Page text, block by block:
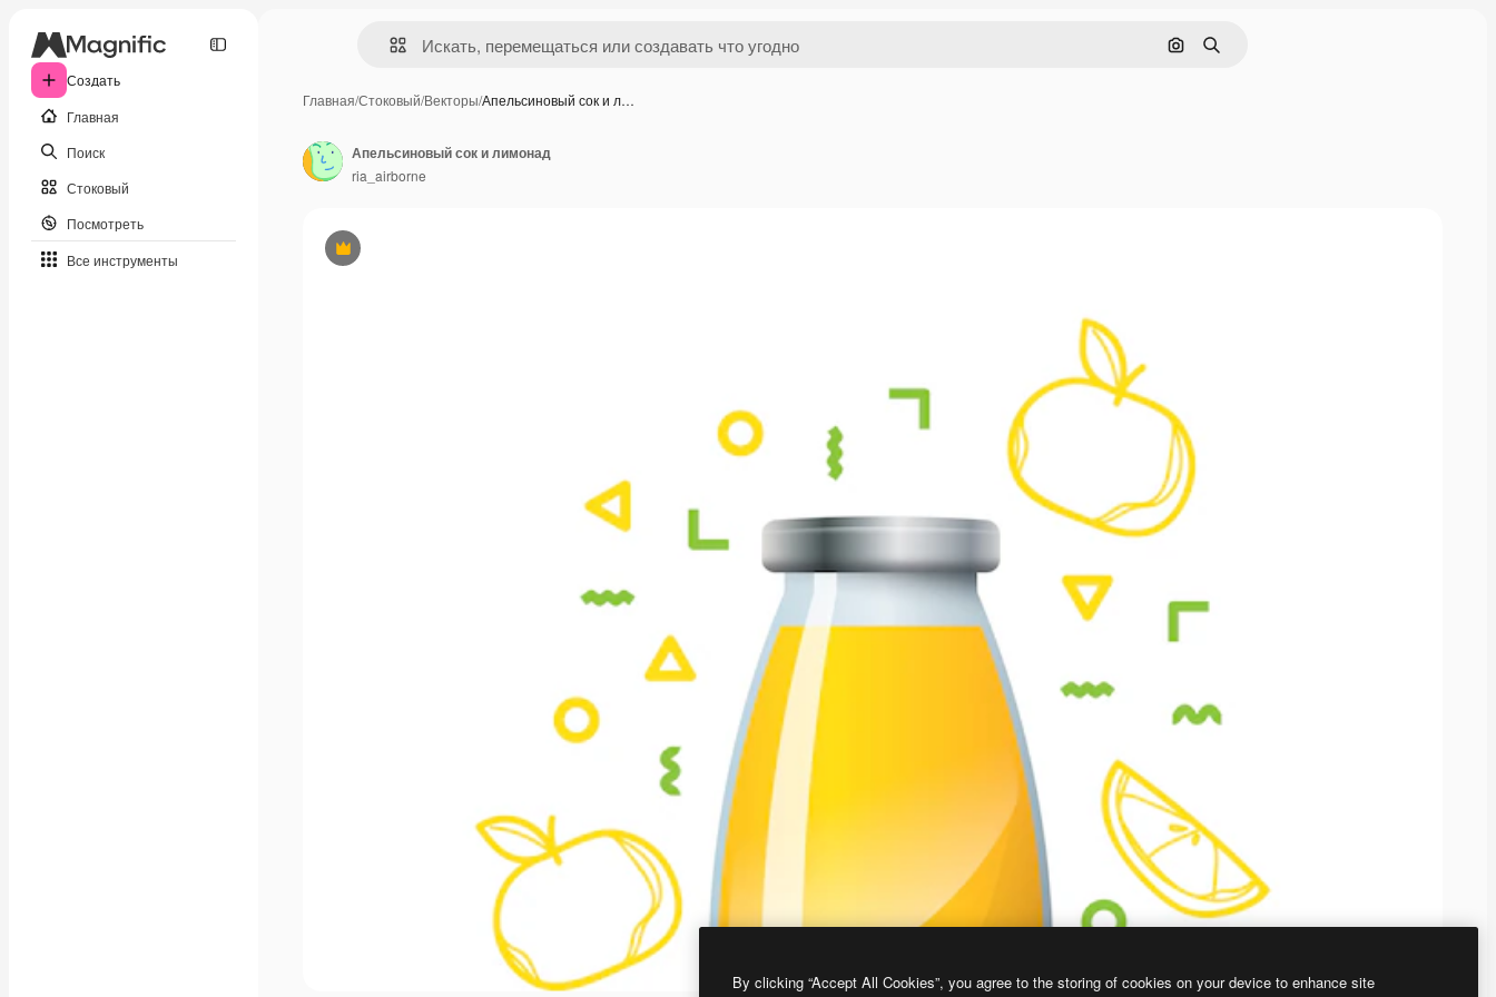
Создать
Главная
Поиск
Стоковый
Посмотреть
Все инструменты
Поиск по изображению
Поиск
Главная/Стоковый/Векторы/Апельсиновый сок и л…
Премиум
Апельсиновый сок и лимонад
ria_airborne
By clicking “Accept All Cookies”, you agree to the storing of cookies on your device to enhance site